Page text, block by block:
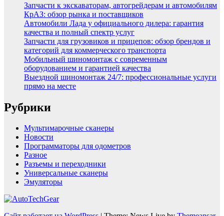
Запчасти к экскаваторам, автогрейдерам и автомобилям
КрАЗ: обзор рынка и поставщиков
Автомобили Лада у официального дилера: гарантия
качества и полный спектр услуг
Запчасти для грузовиков и прицепов: обзор брендов и
категорий для коммерческого транспорта
Мобильный шиномонтаж с современным
оборудованием и гарантией качества
Выездной шиномонтаж 24/7: профессиональные услуги
прямо на месте
Рубрики
Мультимарочные сканеры
Новости
Программаторы для одометров
Разное
Разъемы и переходники
Универсальные сканеры
Эмуляторы